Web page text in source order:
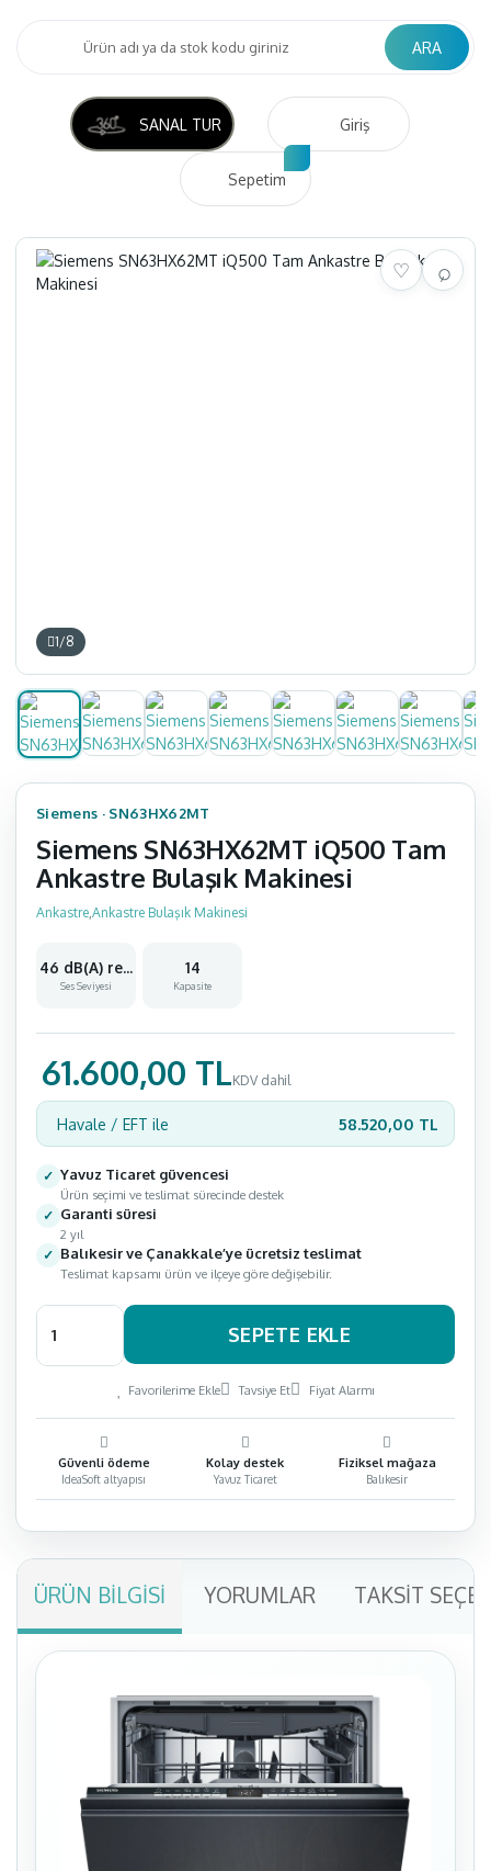
ARA
SANAL TUR Giriş
Sepetim
1/8
Siemens · SN63HX62MT
Siemens SN63HX62MT iQ500 Tam
Ankastre Bulaşık Makinesi
Ankastre,Ankastre Bulaşık Makinesi
46 dB(A) re 1pW
Ses Seviyesi
14
Kapasite
61.600,00 TLKDV dahil
Havale / EFT ile 58.520,00 TL
Yavuz Ticaret güvencesi
Ürün seçimi ve teslimat sürecinde destek
Garanti süresi
2 yıl
Balıkesir ve Çanakkale’ye ücretsiz teslimat
Teslimat kapsamı ürün ve ilçeye göre değişebilir.
SEPETE EKLE
Favorilerime Ekle Tavsiye Et Fiyat Alarmı
Güvenli ödeme
IdeaSoft altyapısı
Kolay destek
Yavuz Ticaret
Fiziksel mağaza
Balıkesir
ÜRÜN BILGISI YORUMLAR TAKSIT